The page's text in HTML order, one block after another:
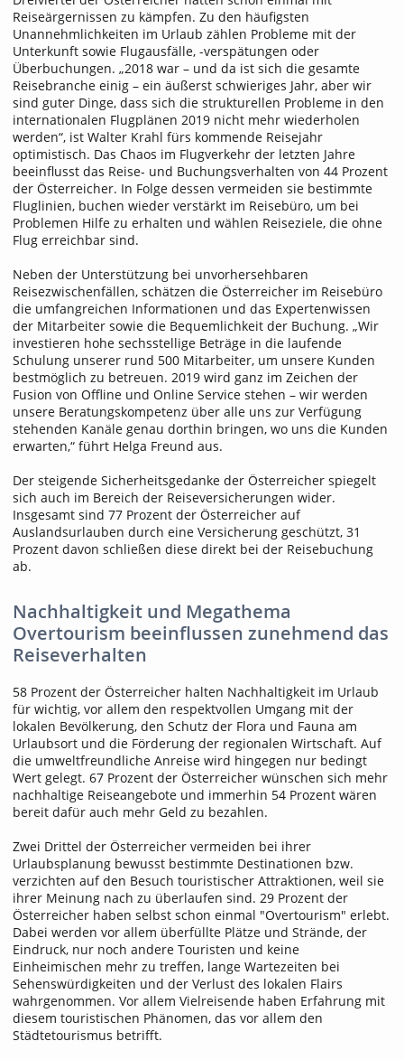
Reiseärgernissen zu kämpfen. Zu den häufigsten
Unannehmlichkeiten im Urlaub zählen Probleme mit der
Unterkunft sowie Flugausfälle, -verspätungen oder
Überbuchungen. „2018 war – und da ist sich die gesamte
Reisebranche einig – ein äußerst schwieriges Jahr, aber wir
sind guter Dinge, dass sich die strukturellen Probleme in den
internationalen Flugplänen 2019 nicht mehr wiederholen
werden“, ist Walter Krahl fürs kommende Reisejahr
optimistisch. Das Chaos im Flugverkehr der letzten Jahre
beeinflusst das Reise- und Buchungsverhalten von 44 Prozent
der Österreicher. In Folge dessen vermeiden sie bestimmte
Fluglinien, buchen wieder verstärkt im Reisebüro, um bei
Problemen Hilfe zu erhalten und wählen Reiseziele, die ohne
Flug erreichbar sind.
Neben der Unterstützung bei unvorhersehbaren
Reisezwischenfällen, schätzen die Österreicher im Reisebüro
die umfangreichen Informationen und das Expertenwissen
der Mitarbeiter sowie die Bequemlichkeit der Buchung. „Wir
investieren hohe sechsstellige Beträge in die laufende
Schulung unserer rund 500 Mitarbeiter, um unsere Kunden
bestmöglich zu betreuen. 2019 wird ganz im Zeichen der
Fusion von Offline und Online Service stehen – wir werden
unsere Beratungskompetenz über alle uns zur Verfügung
stehenden Kanäle genau dorthin bringen, wo uns die Kunden
erwarten,“ führt Helga Freund aus.
Der steigende Sicherheitsgedanke der Österreicher spiegelt
sich auch im Bereich der Reiseversicherungen wider.
Insgesamt sind 77 Prozent der Österreicher auf
Auslandsurlauben durch eine Versicherung geschützt, 31
Prozent davon schließen diese direkt bei der Reisebuchung
ab.
Nachhaltigkeit und Megathema
Overtourism beeinflussen zunehmend das
Reiseverhalten
58 Prozent der Österreicher halten Nachhaltigkeit im Urlaub
für wichtig, vor allem den respektvollen Umgang mit der
lokalen Bevölkerung, den Schutz der Flora und Fauna am
Urlaubsort und die Förderung der regionalen Wirtschaft. Auf
die umweltfreundliche Anreise wird hingegen nur bedingt
Wert gelegt. 67 Prozent der Österreicher wünschen sich mehr
nachhaltige Reiseangebote und immerhin 54 Prozent wären
bereit dafür auch mehr Geld zu bezahlen.
Zwei Drittel der Österreicher vermeiden bei ihrer
Urlaubsplanung bewusst bestimmte Destinationen bzw.
verzichten auf den Besuch touristischer Attraktionen, weil sie
ihrer Meinung nach zu überlaufen sind. 29 Prozent der
Österreicher haben selbst schon einmal "Overtourism" erlebt.
Dabei werden vor allem überfüllte Plätze und Strände, der
Eindruck, nur noch andere Touristen und keine
Einheimischen mehr zu treffen, lange Wartezeiten bei
Sehenswürdigkeiten und der Verlust des lokalen Flairs
wahrgenommen. Vor allem Vielreisende haben Erfahrung mit
diesem touristischen Phänomen, das vor allem den
Städtetourismus betrifft.